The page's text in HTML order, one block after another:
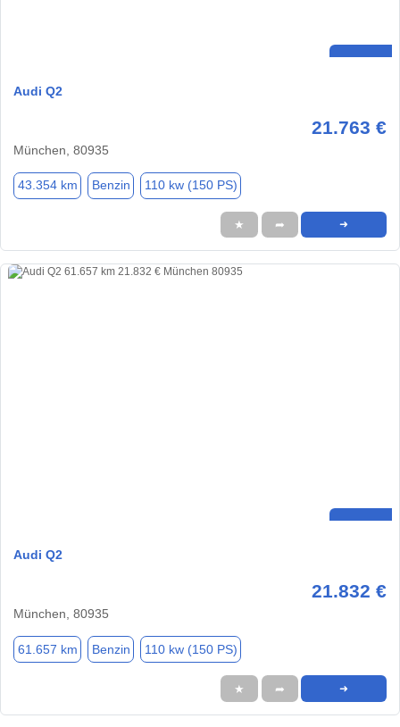
Audi Q2
21.763 €
München, 80935
43.354 km Benzin 110 kw (150 PS)
★ ➦ ➜
Audi Q2
21.832 €
München, 80935
61.657 km Benzin 110 kw (150 PS)
★ ➦ ➜